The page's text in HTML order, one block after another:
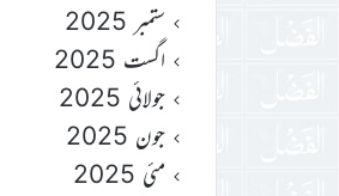
ستمبر 2025
اگست 2025
جولائی 2025
جون 2025
مئی 2025